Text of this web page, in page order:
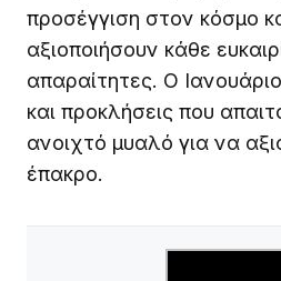
προσέγγιση στον κόσμο
αξιοποιήσουν κάθε
απαραίτητες. Ο
και προκλήσεις που
ανοιχτό μυαλό για να
έπακρο.